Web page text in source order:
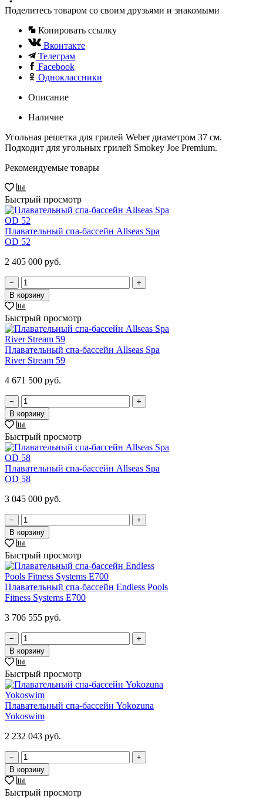
Поделитесь товаром со своим друзьями и знакомыми
Копировать ссылку
Вконтакте
Телеграм
Facebook
Одноклассники
Описание
Наличие
Угольная решетка для грилей Weber диаметром 37 см.
Подходит для угольных грилей Smokey Joe Premium.
Рекомендуемые товары
Быстрый просмотр
Плавательный спа-бассейн Allseas Spa
OD 52
2 405 000 руб.
−
+
В корзину
Быстрый просмотр
Плавательный спа-бассейн Allseas Spa
River Stream 59
4 671 500 руб.
−
+
В корзину
Быстрый просмотр
Плавательный спа-бассейн Allseas Spa
OD 58
3 045 000 руб.
−
+
В корзину
Быстрый просмотр
Плавательный спа-бассейн Endless Pools
Fitness Systems E700
3 706 555 руб.
−
+
В корзину
Быстрый просмотр
Плавательный спа-бассейн Yokozuna
Yokoswim
2 232 043 руб.
−
+
В корзину
Быстрый просмотр